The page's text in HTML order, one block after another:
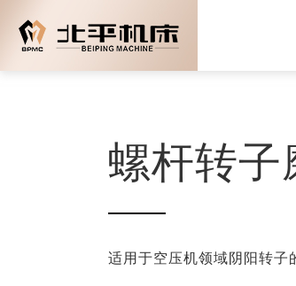
螺杆转子
适用于空压机领域阴阳转子